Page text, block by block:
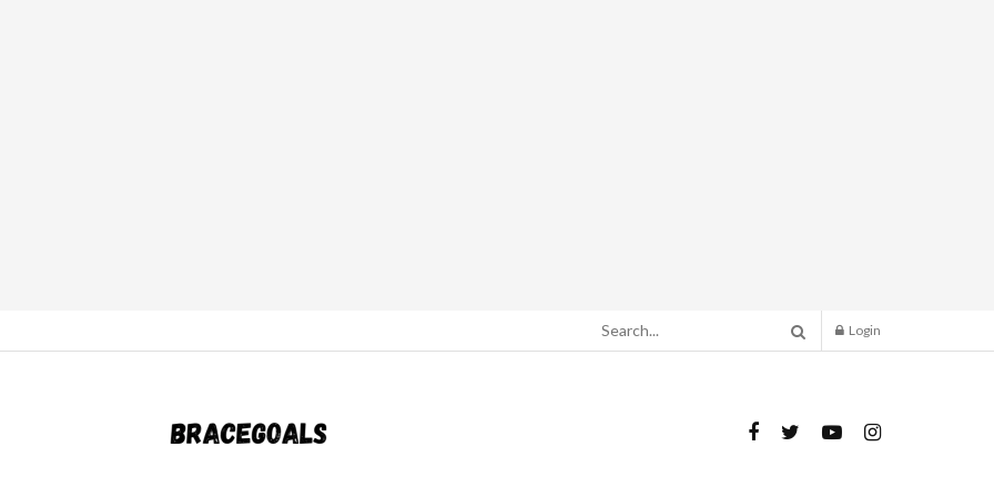
Login